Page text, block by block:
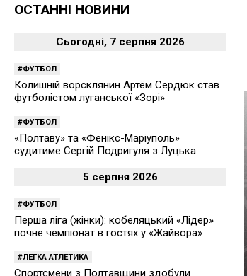
ОСТАННІ НОВИНИ
Сьогодні, 7 серпня 2026
ФУТБОЛ
Колишній ворсклянин Артём Сердюк став
футболістом луганської «Зорі»
ФУТБОЛ
«Полтаву» та «Фенікс-Маріуполь»
судитиме Сергій Подригуля з Луцька
5 серпня 2026
ФУТБОЛ
Перша ліга (жінки): кобеляцький «Лідер»
почне чемпіонат в гостях у «Жайвора»
ЛЕГКА АТЛЕТИКА
Спортсмени з Полтавщини здобули